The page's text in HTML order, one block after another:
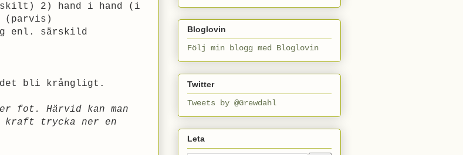
2) hand i hand (i
(parvis)
enl. särskild
bli krångligt.
fot. Härvid kan man
kraft trycka ner en
Bloglovin
Följ min blogg med Bloglovin
Twitter
Tweets by @Grewdahl
Leta